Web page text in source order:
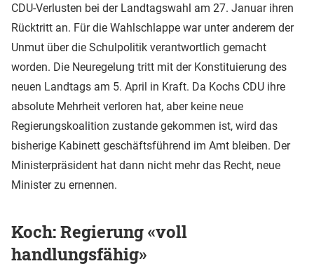
CDU-Verlusten bei der Landtagswahl am 27. Januar ihren
Rücktritt an. Für die Wahlschlappe war unter anderem der
Unmut über die Schulpolitik verantwortlich gemacht
worden. Die Neuregelung tritt mit der Konstituierung des
neuen Landtags am 5. April in Kraft. Da Kochs CDU ihre
absolute Mehrheit verloren hat, aber keine neue
Regierungskoalition zustande gekommen ist, wird das
bisherige Kabinett geschäftsführend im Amt bleiben. Der
Ministerpräsident hat dann nicht mehr das Recht, neue
Minister zu ernennen.
Koch: Regierung «voll
handlungsfähig»